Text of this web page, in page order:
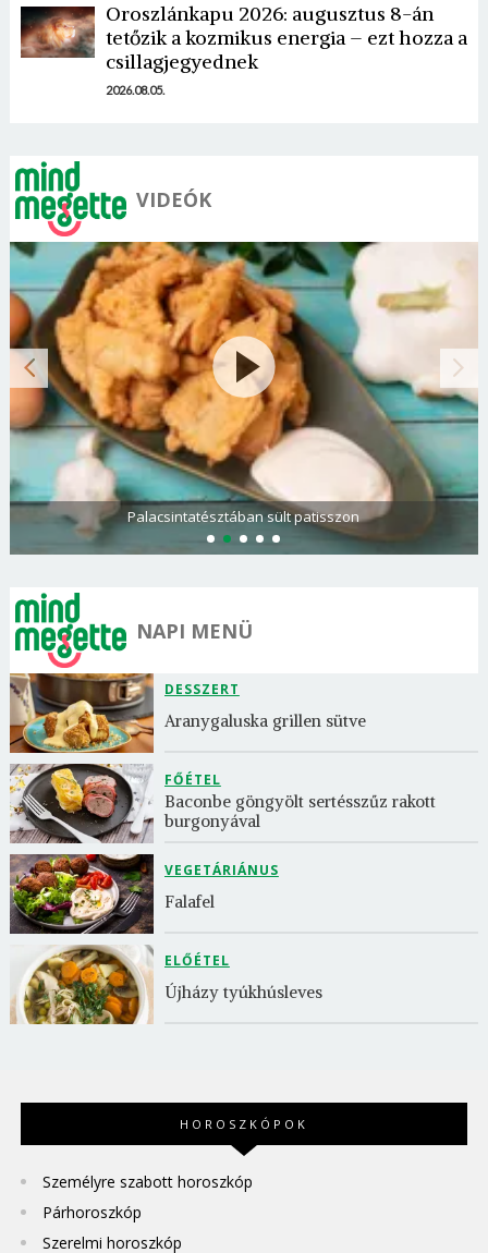
Oroszlánkapu 2026: augusztus 8-án
tetőzik a kozmikus energia – ezt hozza a
csillagjegyednek
2026.08.05.
VIDEÓK
Palacsintatésztában sült patisszon
NAPI MENÜ
DESSZERT
Aranygaluska grillen sütve
FŐÉTEL
Baconbe göngyölt sertésszűz rakott
burgonyával
VEGETÁRIÁNUS
Falafel
ELŐÉTEL
Újházy tyúkhúsleves
HOROSZKÓPOK
Személyre szabott horoszkóp
Párhoroszkóp
Szerelmi horoszkóp